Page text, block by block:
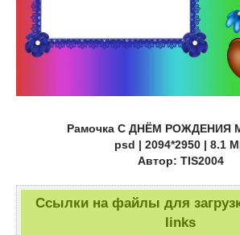
Рамочка С ДНЁМ
psd | 2094*2950 | 8.1
Автор: TIS2004
Ссылки на файлы для
links